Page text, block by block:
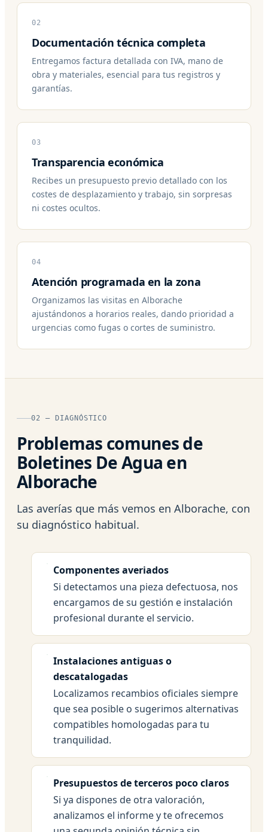
02
Documentación técnica completa
Entregamos factura detallada con IVA, mano de
obra y materiales, esencial para tus registros y
garantías.
03
Transparencia económica
Recibes un presupuesto previo detallado con los
costes de desplazamiento y trabajo, sin sorpresas
ni costes ocultos.
04
Atención programada en la zona
Organizamos las visitas en Alborache
ajustándonos a horarios reales, dando prioridad a
urgencias como fugas o cortes de suministro.
02 — DIAGNÓSTICO
Problemas comunes de
Boletines De Agua en
Alborache
Las averías que más vemos en Alborache, con
su diagnóstico habitual.
Componentes averiados
Si detectamos una pieza defectuosa, nos
encargamos de su gestión e instalación
profesional durante el servicio.
Instalaciones antiguas o
descatalogadas
Localizamos recambios oficiales siempre
que sea posible o sugerimos alternativas
compatibles homologadas para tu
tranquilidad.
Presupuestos de terceros poco claros
Si ya dispones de otra valoración,
analizamos el informe y te ofrecemos